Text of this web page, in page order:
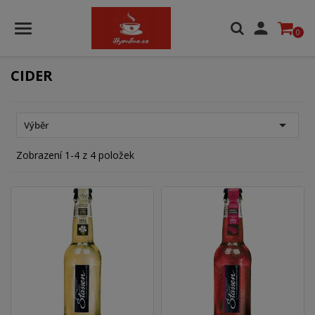
 0
CIDER
Výběr 
Zobrazení 1-4 z 4 položek